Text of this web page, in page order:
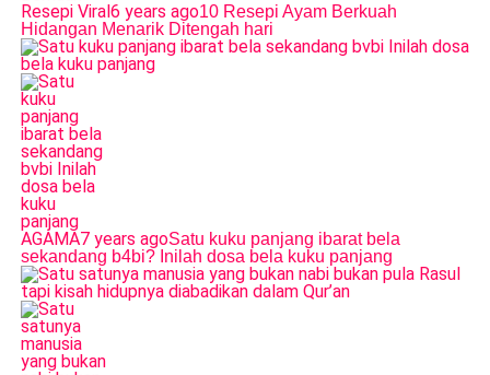
Resepi Viral6 years ago10 Resepi Ayam Berkuah
Hidangan Menarik Ditengah hari
AGAMA7 years agoSatu kuku panjang ibarat bela
sekandang b4bi? Inilah dosa bela kuku panjang